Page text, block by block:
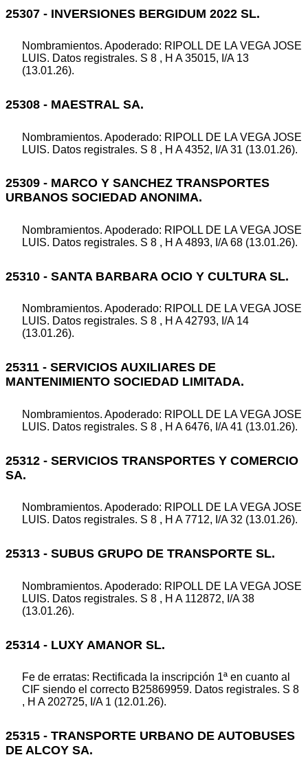
25307 - INVERSIONES BERGIDUM 2022 SL.
Nombramientos. Apoderado: RIPOLL DE LA VEGA JOSE
LUIS. Datos registrales. S 8 , H A 35015, I/A 13
(13.01.26).
25308 - MAESTRAL SA.
Nombramientos. Apoderado: RIPOLL DE LA VEGA JOSE
LUIS. Datos registrales. S 8 , H A 4352, I/A 31 (13.01.26).
25309 - MARCO Y SANCHEZ TRANSPORTES
URBANOS SOCIEDAD ANONIMA.
Nombramientos. Apoderado: RIPOLL DE LA VEGA JOSE
LUIS. Datos registrales. S 8 , H A 4893, I/A 68 (13.01.26).
25310 - SANTA BARBARA OCIO Y CULTURA SL.
Nombramientos. Apoderado: RIPOLL DE LA VEGA JOSE
LUIS. Datos registrales. S 8 , H A 42793, I/A 14
(13.01.26).
25311 - SERVICIOS AUXILIARES DE
MANTENIMIENTO SOCIEDAD LIMITADA.
Nombramientos. Apoderado: RIPOLL DE LA VEGA JOSE
LUIS. Datos registrales. S 8 , H A 6476, I/A 41 (13.01.26).
25312 - SERVICIOS TRANSPORTES Y COMERCIO
SA.
Nombramientos. Apoderado: RIPOLL DE LA VEGA JOSE
LUIS. Datos registrales. S 8 , H A 7712, I/A 32 (13.01.26).
25313 - SUBUS GRUPO DE TRANSPORTE SL.
Nombramientos. Apoderado: RIPOLL DE LA VEGA JOSE
LUIS. Datos registrales. S 8 , H A 112872, I/A 38
(13.01.26).
25314 - LUXY AMANOR SL.
Fe de erratas: Rectificada la inscripción 1ª en cuanto al
CIF siendo el correcto B25869959. Datos registrales. S 8
, H A 202725, I/A 1 (12.01.26).
25315 - TRANSPORTE URBANO DE AUTOBUSES
DE ALCOY SA.